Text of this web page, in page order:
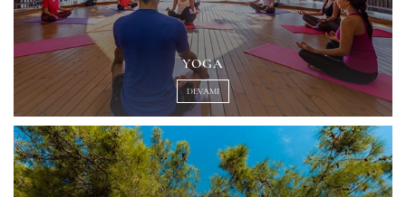
YOGA
DEVAMI